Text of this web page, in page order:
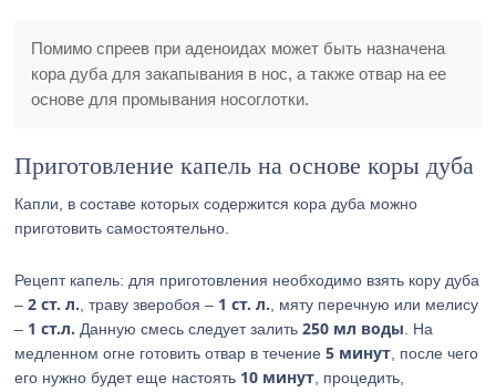
Помимо спреев при аденоидах может быть назначена
кора дуба для закапывания в нос, а также отвар на ее
основе для промывания носоглотки.
Приготовление капель на основе коры дуба
Капли, в составе которых содержится кора дуба можно
приготовить самостоятельно.
Рецепт капель: для приготовления необходимо взять кору дуба
–2 ст. л. , траву зверобоя – 1 ст. л. , мяту перечную или мелису
– 1 ст.л. Данную смесь следует залить250 мл воды . На
медленном огне готовить отвар в течение5 минут , после чего
его нужно будет еще настоять 10 минут , процедить,